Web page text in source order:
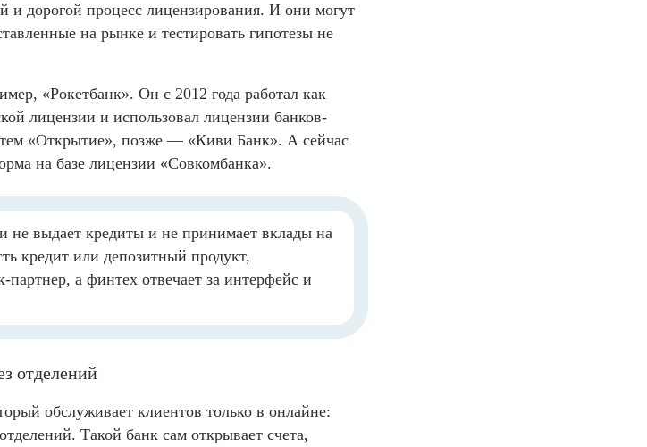
дорогой процесс лицензирования. И они могут
на рынке и тестировать гипотезы не
«Рокетбанк». Он с 2012 года работал как
лицензии и использовал лицензии банков-
«Открытие», позже — «Киви Банк». А сейчас
на базе лицензии «Совкомбанка».
не выдает кредиты и не принимает вклады на
кредит или депозитный продукт,
партнер, а финтех отвечает за интерфейс и
отделений
обслуживает клиентов только в онлайне:
Такой банк сам открывает счета,